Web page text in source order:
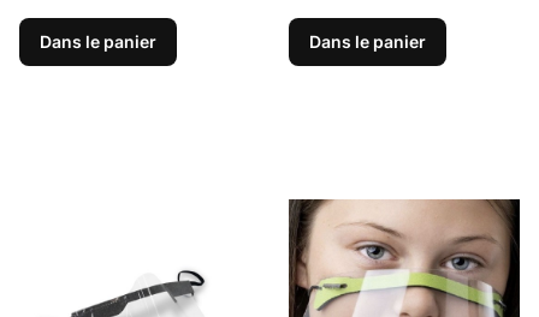
Dans le panier Dans le panier